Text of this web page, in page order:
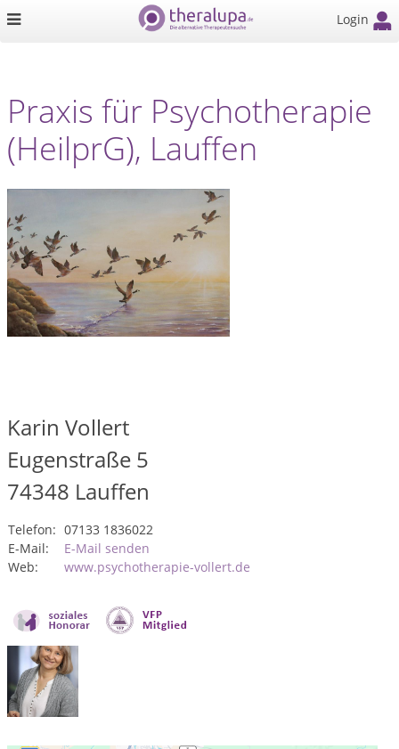
Login
Praxis für Psychotherapie
(HeilprG), Lauffen
Karin Vollert
Eugenstraße 5
74348 Lauffen
Telefon: 07133 1836022
E-Mail:
E-Mail senden
Web:
www.psychotherapie-vollert.de